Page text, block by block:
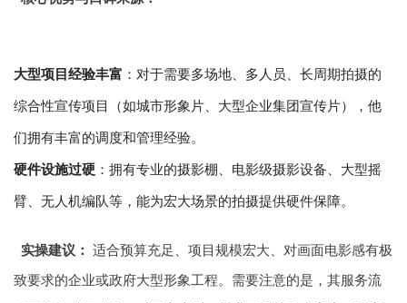
大型项目经验丰富 ：对于需要多场地、多人员、长周期拍摄的
综合性宣传项目（如城市形象片、大型企业集团宣传片），他
们拥有丰富的调度和管理经验。
硬件设施过硬 ：拥有专业的摄影棚、电影级摄影设备、大型摇
臂、无人机编队等，能为宏大场景的拍摄提供硬件保障。
实操建议： 适合预算充足、项目规模宏大、对画面电影感有极
致要求的企业或政府大型形象工程。需要注意的是，其服务流